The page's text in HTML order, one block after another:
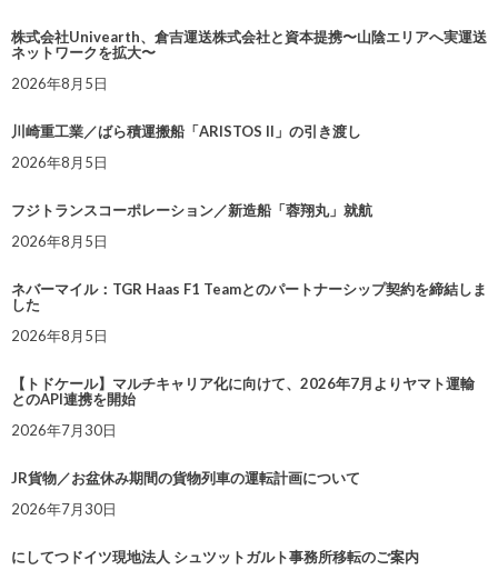
株式会社Univearth、倉吉運送株式会社と資本提携〜山陰エリアへ実運送
ネットワークを拡大〜
2026年8月5日
川崎重工業／ばら積運搬船「ARISTOS II」の引き渡し
2026年8月5日
フジトランスコーポレーション／新造船「蓉翔丸」就航
2026年8月5日
ネバーマイル：TGR Haas F1 Teamとのパートナーシップ契約を締結しま
した
2026年8月5日
【トドケール】マルチキャリア化に向けて、2026年7月よりヤマト運輸
とのAPI連携を開始
2026年7月30日
JR貨物／お盆休み期間の貨物列車の運転計画について
2026年7月30日
にしてつドイツ現地法人 シュツットガルト事務所移転のご案内